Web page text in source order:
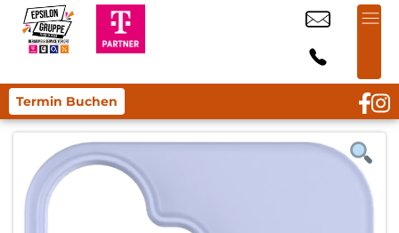
Termin Buchen